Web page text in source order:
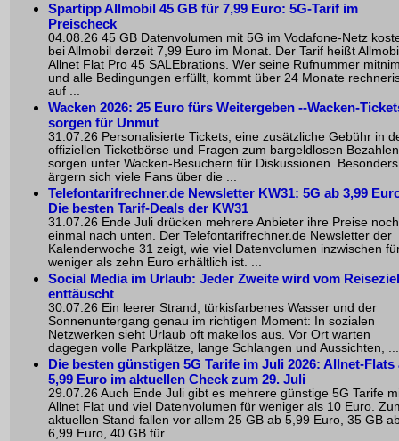
Spartipp Allmobil 45 GB für 7,99 Euro: 5G-Tarif im
Preischeck
04.08.26 45 GB Datenvolumen mit 5G im Vodafone-Netz
bei Allmobil derzeit 7,99 Euro im Monat. Der Tarif heißt
Allnet Flat Pro 45 SALEbrations. Wer seine Rufnummer
und alle Bedingungen erfüllt, kommt über 24 Monate
auf ...
Wacken 2026: 25 Euro fürs Weitergeben --Wacken-
sorgen für Unmut
31.07.26 Personalisierte Tickets, eine zusätzliche Gebühr in
offiziellen Ticketbörse und Fragen zum bargeldlosen Bezahlen
sorgen unter Wacken-Besuchern für Diskussionen. Besonders
ärgern sich viele Fans über die ...
Telefontarifrechner.de Newsletter KW31: 5G ab 3,99
Die besten Tarif-Deals der KW31
31.07.26 Ende Juli drücken mehrere Anbieter ihre Preise noch
einmal nach unten. Der Telefontarifrechner.de Newsletter der
Kalenderwoche 31 zeigt, wie viel Datenvolumen inzwischen
weniger als zehn Euro erhältlich ist. ...
Social Media im Urlaub: Jeder Zweite wird vom Reiseziel
enttäuscht
30.07.26 Ein leerer Strand, türkisfarbenes Wasser und der
Sonnenuntergang genau im richtigen Moment: In sozialen
Netzwerken sieht Urlaub oft makellos aus. Vor Ort warten
dagegen volle Parkplätze, lange Schlangen und Aussichten, ...
Die besten günstigen 5G Tarife im Juli 2026: Allnet-Flats
5,99 Euro im aktuellen Check zum 29. Juli
29.07.26 Auch Ende Juli gibt es mehrere günstige 5G Tarife
Allnet Flat und viel Datenvolumen für weniger als 10 Euro.
aktuellen Stand fallen vor allem 25 GB ab 5,99 Euro, 35 GB
6,99 Euro, 40 GB für ...